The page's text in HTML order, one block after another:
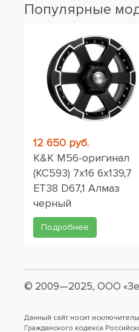
Популярные
12 650 руб.
K&K M56-оригинал
(КС593) 7x16 6x139,7
ET38 D67,1 Алмаз
черный
Подробнее
© 2009—2025, ООО
Данный сайт носит
Гражданского кодекса